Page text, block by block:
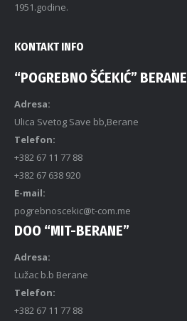
1951.godine.
KONTAKT INFO
“POGREBNO ŠĆEKIĆ” BERANE
Adresa:
Ulica Svetog Save bb,Berane
Telefon:
+382 67 11 77 88
+382 67 638 920
E-mail:
pogrebnoscekic@t-com.me
DOO “MIT-BERANE”
Adresa:
Lužac b.b Berane
Telefon:
+382 67 11 77 88